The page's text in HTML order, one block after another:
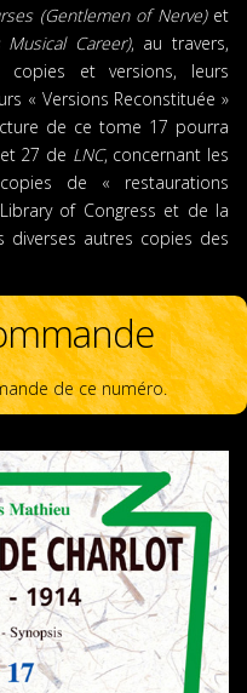
(Gentlemen of Nerve)et
Career), au travers,
et versions, leurs
« Versions Reconstituée »
de ce tome 17 pourra
27 de LNC, concernant les
de « restaurations
of Congress et de la
diverses autres copies des
de ce numéro.